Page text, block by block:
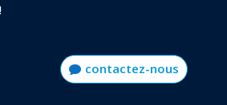
contactez-nous